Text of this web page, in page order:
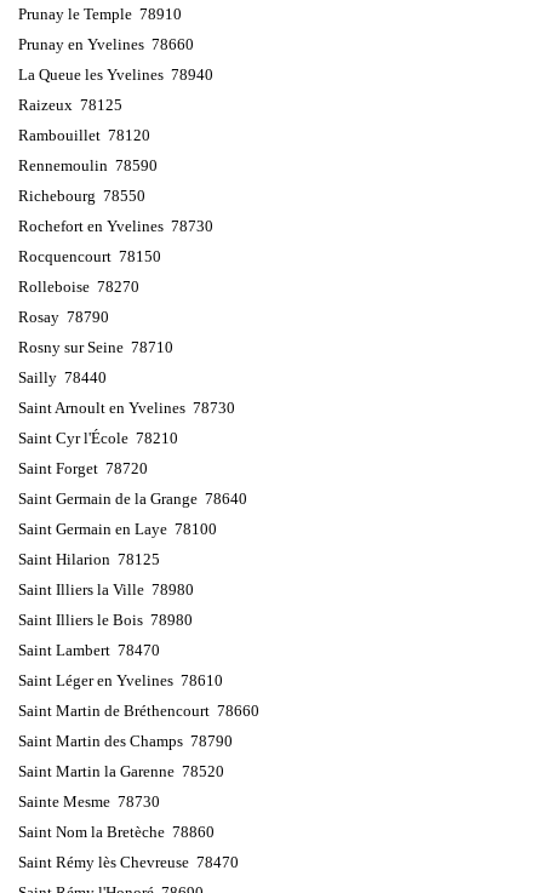
Prunay le Temple 78910
Prunay en Yvelines 78660
La Queue les Yvelines 78940
Raizeux 78125
Rambouillet 78120
Rennemoulin 78590
Richebourg 78550
Rochefort en Yvelines 78730
Rocquencourt 78150
Rolleboise 78270
Rosay 78790
Rosny sur Seine 78710
Sailly 78440
Saint Arnoult en Yvelines 78730
Saint Cyr l'École 78210
Saint Forget 78720
Saint Germain de la Grange 78640
Saint Germain en Laye 78100
Saint Hilarion 78125
Saint Illiers la Ville 78980
Saint Illiers le Bois 78980
Saint Lambert 78470
Saint Léger en Yvelines 78610
Saint Martin de Bréthencourt 78660
Saint Martin des Champs 78790
Saint Martin la Garenne 78520
Sainte Mesme 78730
Saint Nom la Bretèche 78860
Saint Rémy lès Chevreuse 78470